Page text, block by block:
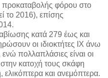
προκαταβολής φόρου στο
το 2016), επίσης
κατά 279 έως και
οι ιδιοκτήτες ΙΧ άνω
πολλαπλάσιες είναι οι
κατοχή τους σκάφη
και ανεμόπτερα.